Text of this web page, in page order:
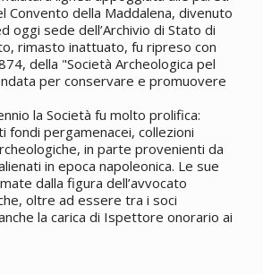
Convento della Maddalena, divenuto
oggi sede dell’Archivio di Stato di
rimasto inattuato, fu ripreso con
della "Società Archeologica pel
per conservare e promuovere
la Società fu molto prolifica:
fondi pergamenacei, collezioni
in parte provenienti da
in epoca napoleonica. Le sue
dalla figura dell’avvocato
oltre ad essere tra i soci
la carica di Ispettore onorario ai